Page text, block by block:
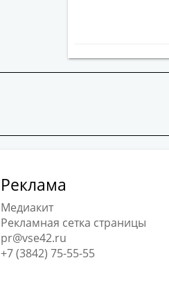
Реклама
Медиакит
Рекламная сетка страницы
pr@vse42.ru
+7 (3842) 75-55-55